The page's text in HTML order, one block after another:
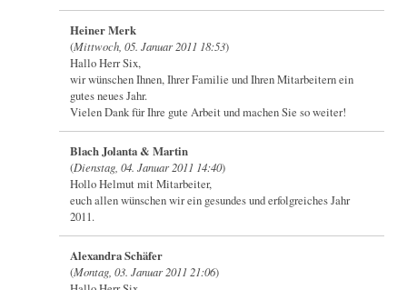
Heiner Merk
(Mittwoch, 05. Januar 2011 18:53)
Hallo Herr Six,
wir wünschen Ihnen, Ihrer Familie und Ihren Mitarbeitern ein
gutes neues Jahr.
Vielen Dank für Ihre gute Arbeit und machen Sie so weiter!
Blach Jolanta & Martin
(Dienstag, 04. Januar 2011 14:40)
Hollo Helmut mit Mitarbeiter,
euch allen wünschen wir ein gesundes und erfolgreiches Jahr
2011.
Alexandra Schäfer
(Montag, 03. Januar 2011 21:06)